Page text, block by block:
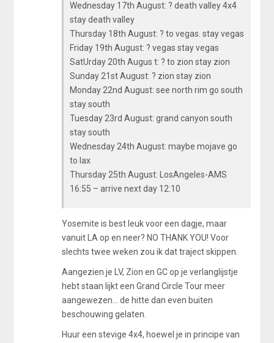
Wednesday 17th August: ? death valley 4x4
stay death valley
Thursday 18th August: ? to vegas. stay vegas
Friday 19th August: ? vegas stay vegas
SatUrday 20th Augus t: ? to zion stay zion
Sunday 21st August: ? zion stay zion
Monday 22nd August: see north rim go south
stay south
Tuesday 23rd August: grand canyon south
stay south
Wednesday 24th August: maybe mojave go
to lax
Thursday 25th August: LosAngeles-AMS
16:55 – arrive next day 12:10
Yosemite is best leuk voor een dagje, maar
vanuit LA op en neer? NO THANK YOU! Voor
slechts twee weken zou ik dat traject skippen.
Aangezien je LV, Zion en GC op je verlanglijstje
hebt staan lijkt een Grand Circle Tour meer
aangewezen... de hitte dan even buiten
beschouwing gelaten.
Huur een stevige 4x4, hoewel je in principe van